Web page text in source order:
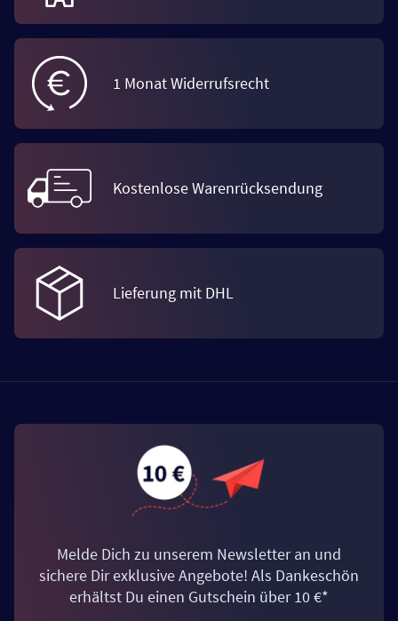
1 Monat Widerrufsrecht
Kostenlose Warenrücksendung
Lieferung mit DHL
Melde Dich zu unserem Newsletter an und
sichere Dir exklusive Angebote! Als Dankeschön
erhältst Du einen Gutschein über 10 €*